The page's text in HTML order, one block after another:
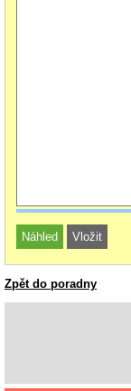
Zpět do poradny